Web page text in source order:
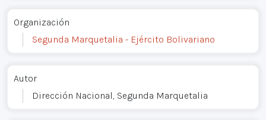
Organización
Segunda Marquetalia - Ejército Bolivariano
Autor
Dirección Nacional, Segunda Marquetalia